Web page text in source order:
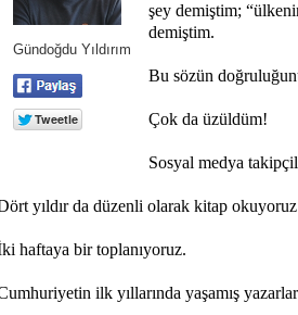
Gündoğdu Yıldırım
şey demiştim;
demiştim.
Bu sözün
Çok da üzüldüm!
Sosyal medya
yıldır da düzenli olarak kitap
haftaya bir toplanıyoruz.
ilk yıllarında yaşamış